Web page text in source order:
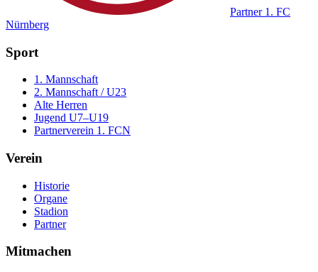
Partner 1. FC
Nürnberg
Sport
1. Mannschaft
2. Mannschaft / U23
Alte Herren
Jugend U7–U19
Partnerverein 1. FCN
Verein
Historie
Organe
Stadion
Partner
Mitmachen